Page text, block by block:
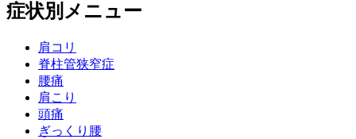
症状別メニュー
肩コリ
脊柱管狭窄症
腰痛
肩こり
頭痛
ぎっくり腰